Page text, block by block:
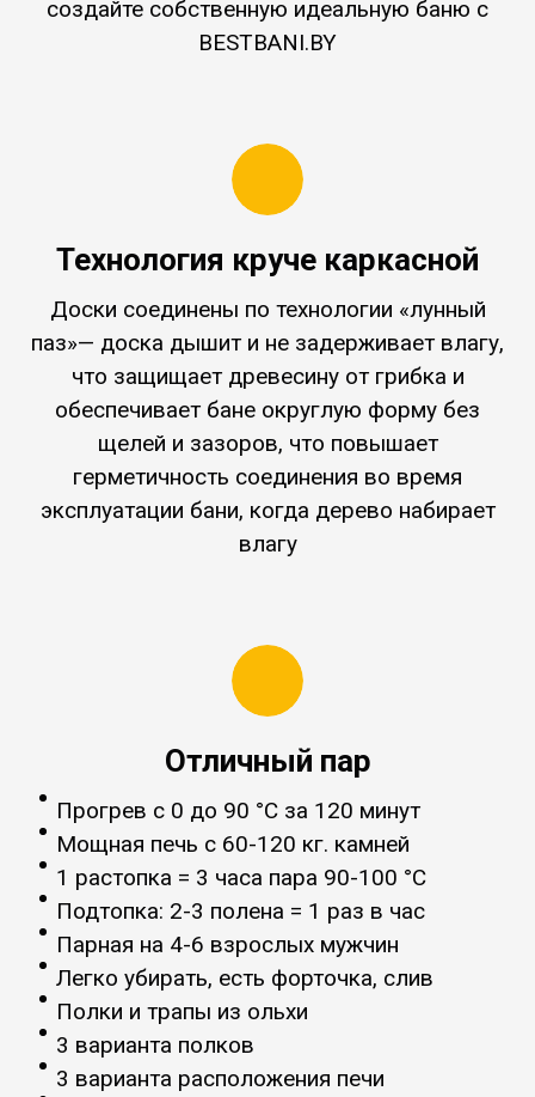
создайте собственную идеальную баню с
BESTBANI.BY
Технология круче каркасной
Доски соединены по технологии «лунный
паз»— доска дышит и не задерживает влагу,
что защищает древесину от грибка и
обеспечивает бане округлую форму без
щелей и зазоров, что повышает
герметичность соединения во время
эксплуатации бани, когда дерево набирает
влагу
Отличный пар
Прогрев с 0 до 90 °C за 120 минут
Мощная печь с 60-120 кг. камней
1 растопка = 3 часа пара 90-100 °C
Подтопка: 2-3 полена = 1 раз в час
Парная на 4-6 взрослых мужчин
Легко убирать, есть форточка, слив
Полки и трапы из ольхи
3 варианта полков
3 варианта расположения печи